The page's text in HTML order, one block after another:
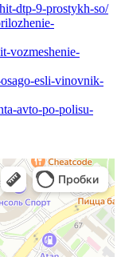
dtp-9-prostykh-so/
vozmeshenie-
esli-vinovnik-
avto-po-polisu-